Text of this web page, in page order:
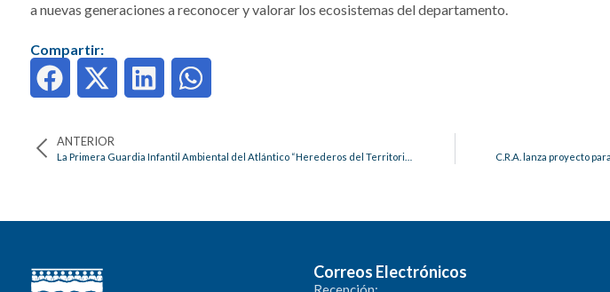
a nuevas generaciones a reconocer y valorar los ecosistemas del departamento.
Compartir:
ANTERIOR
Correos Electrónicos